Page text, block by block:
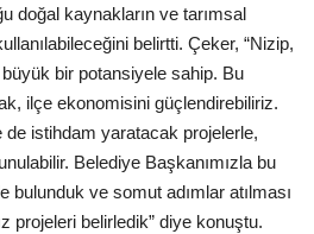
doğal kaynakların ve tarımsal
belirtti. Çeker, “Nizip,
bir potansiyele sahip. Bu
ilçe ekonomisini güçlendirebiliriz.
istihdam yaratacak projelerle,
Belediye Başkanımızla bu
bulunduk ve somut adımlar atılması
projeleri belirledik” diye konuştu.